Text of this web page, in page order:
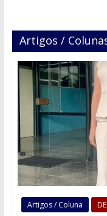
Artigos /
Artigos / Coluna